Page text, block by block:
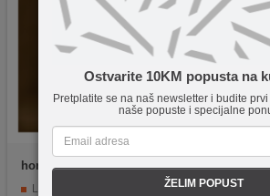
Ostvarite 10KM popusta na
Pretplatite se na naš newsletter i budite
naše popuste i specijalne
ŽELIM POPUST
home ROPE 1
LED 3D figura u obliku jelena
home
Dizajn